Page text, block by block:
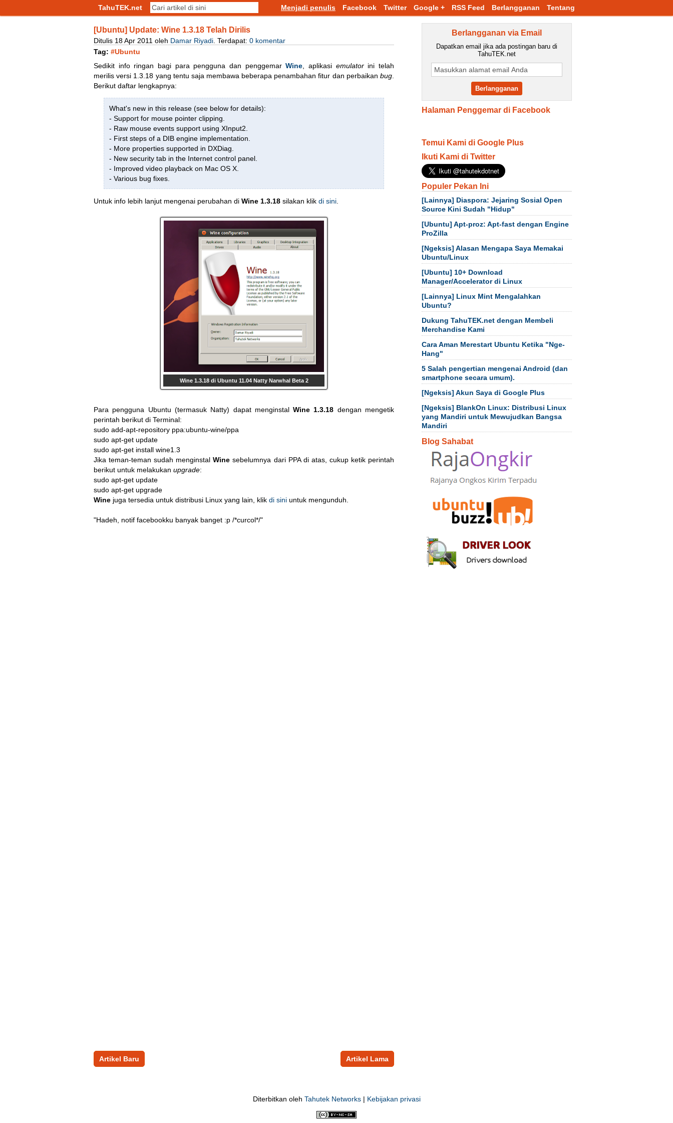
TahuTEK.net Menjadi penulis Facebook Twitter Google + RSS Feed Berlangganan Tentang
[Ubuntu] Update: Wine 1.3.18 Telah Dirilis
Ditulis 18Apr 2011 oleh Damar Riyadi Terdapat: 0 komentar
Tag: #Ubuntu
Sedikit info ringan bagi para pengguna dan penggemarWine , aplikasi emulatorini telah
merilis versi 1.3.18 yang tentu saja membawa beberapa penambahan fitur dan perbaikan bug
Berikut daftar lengkapnya:
What's new in this release (see below for details):
- Support for mouse pointer clipping.
- Raw mouse events support using XInput2.
- First steps of a DIB engine implementation.
- More properties supported in DXDiag.
- New security tab in the Internet control panel.
- Improved video playback on Mac OS X.
- Various bug fixes.
Untuk info lebih lanjut mengenai perubahan di Wine 1.3.18 silakan klik di sini
Wine 1.3.18 di Ubuntu 11.04 Natty Narwhal Beta 2
Para pengguna Ubuntu (termasuk Natty) dapat menginstalWine 1.3.18 dengan mengetik
perintah berikut di Terminal:
sudo add-apt-repository ppa:ubuntu-wine/ppa
sudo apt-get update
sudo apt-get install wine1.3
Jika teman-teman sudah menginstalWine sebelumnya dari PPA di atas, cukup ketik perintah
berikut untuk melakukan upgrade:
sudo apt-get update
sudo apt-get upgrade
Wine juga tersedia untuk distribusi Linux yang lain, klik di sini untuk mengunduh.
"Hadeh, notif facebookku banyak banget :p /*curcol*/"
Artikel Baru Artikel Lama
Berlangganan via Email
Dapatkan email jika ada postingan baru di
TahuTEK.net
Halaman Penggemar di Facebook
Temui Kami di Google Plus
Ikuti Kami di Twitter
Populer Pekan Ini
[Lainnya] Diaspora: Jejaring Sosial Open
Source Kini Sudah "Hidup"
[Ubuntu] Apt-proz: Apt-fast dengan Engine
ProZilla
[Ngeksis] Alasan Mengapa Saya Memakai
Ubuntu/Linux
[Ubuntu] 10+ Download
Manager/Accelerator di Linux
[Lainnya] Linux Mint Mengalahkan
Ubuntu?
Dukung TahuTEK.net dengan Membeli
Merchandise Kami
Cara Aman Merestart Ubuntu Ketika "Nge-
Hang"
5 Salah pengertian mengenai Android (dan
smartphone secara umum).
[Ngeksis] Akun Saya di Google Plus
[Ngeksis] BlankOn Linux: Distribusi Linux
yang Mandiri untuk Mewujudkan Bangsa
Mandiri
Blog Sahabat
Diterbitkan oleh Tahutek Networks| Kebijakan privasi